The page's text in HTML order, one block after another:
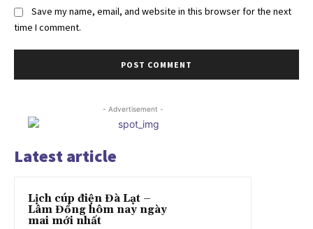
Save my name, email, and website in this browser for the next
time I comment.
- Advertisement -
Latest article
Lịch cúp điện Đà Lạt –
Lâm Đồng hôm nay ngày
mai mới nhất